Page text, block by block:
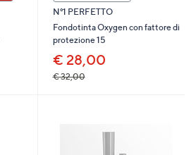
N°1 PERFETTO
Fondotinta Oxygen con fattore di
protezione 15
€ 28,00
€ 32,00